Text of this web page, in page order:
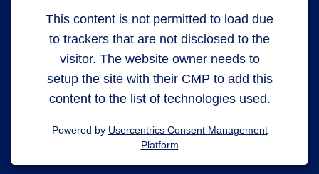
This content is not permitted to load due
to trackers that are not disclosed to the
visitor. The website owner needs to
setup the site with their CMP to add this
content to the list of technologies used.
Powered by Usercentrics Consent Management
Platform